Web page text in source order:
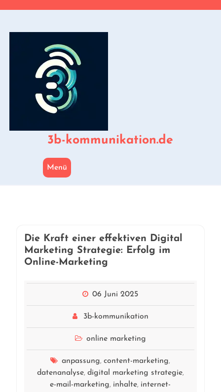
3b-kommunikation.de
Menü
Die Kraft einer effektiven Digital
Marketing Strategie: Erfolg im
Online-Marketing
06 Juni 2025
3b-kommunikation
online marketing
anpassung,content-marketing,
datenanalyse, digital marketing strategie,
e-mail-marketing, inhalte, internet-